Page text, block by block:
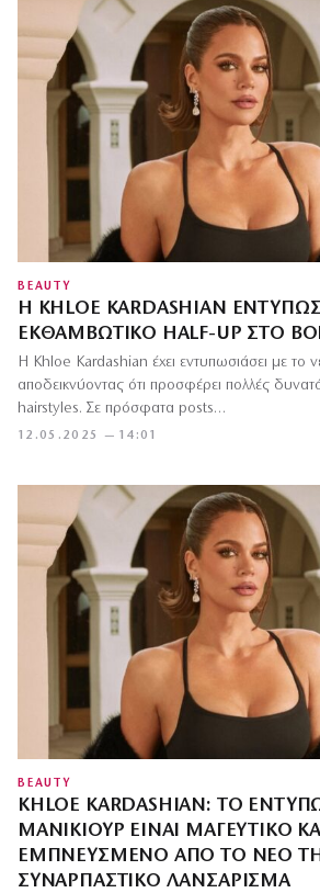
BEAUTY
Η KHLOE KARDASHIAN
ΕΚΘΑΜΒΩΤΙΚΌ HALF-UP ΣΤΟ
12.05.2025 — 14:01
Η Khloe Kardashian έχει εντυπωσιάσει με το
αποδεικνύοντας ότι προσφέρει πολλές
hairstyles. Σε πρόσφατα posts…
BEAUTY
KHLOE KARDASHIAN: ΤΟ
ΜΑΝΙΚΙΟΎΡ ΕΊΝΑΙ ΜΑΓΕΥΤΙΚΌ ΚΑΙ
ΕΜΠΝΕΥΣΜΈΝΟ ΑΠΌ ΤΟ ΝΈΟ
ΣΥΝΑΡΠΑΣΤΙΚΌ ΛΑΝΣΆΡΙΣΜΑ